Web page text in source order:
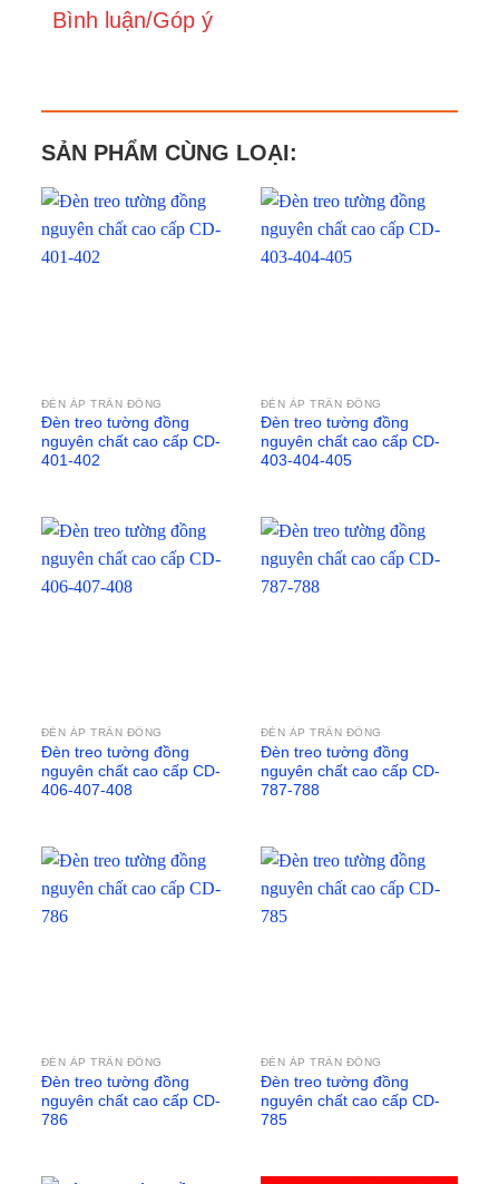
Bình luận/Góp ý
SẢN PHẨM CÙNG LOẠI:
ĐÈN ÁP TRẦN ĐỒNG
Đèn treo tường đồng
nguyên chất cao cấp CD-
401-402
ĐÈN ÁP TRẦN ĐỒNG
Đèn treo tường đồng
nguyên chất cao cấp CD-
403-404-405
ĐÈN ÁP TRẦN ĐỒNG
Đèn treo tường đồng
nguyên chất cao cấp CD-
406-407-408
ĐÈN ÁP TRẦN ĐỒNG
Đèn treo tường đồng
nguyên chất cao cấp CD-
787-788
ĐÈN ÁP TRẦN ĐỒNG
Đèn treo tường đồng
nguyên chất cao cấp CD-
786
ĐÈN ÁP TRẦN ĐỒNG
Đèn treo tường đồng
nguyên chất cao cấp CD-
785